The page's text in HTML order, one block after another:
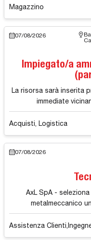
Magazzino
07/08/2026
Impiegato/a
La risorsa sarà inserita
immediate
Acquisti, Logistica
07/08/2026
AxL SpA -
metalmeccanico
Assistenza Clienti,